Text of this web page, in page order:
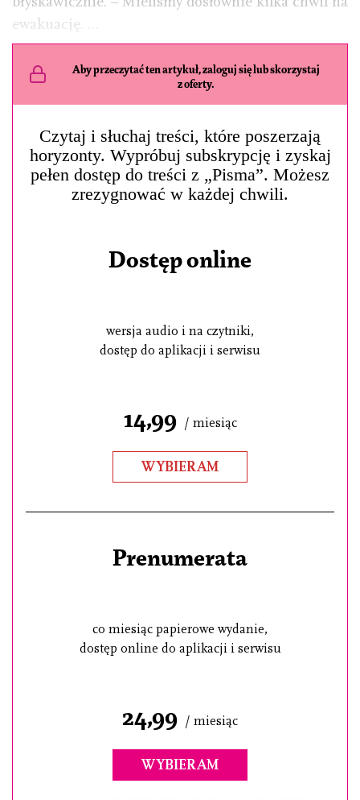
ewakuację. …
Aby przeczytać ten artykuł, zaloguj się lub skorzystaj
z oferty.
Czytaj i słuchaj treści, które poszerzają
horyzonty. Wypróbuj subskrypcję i zyskaj
pełen dostęp do treści z „Pisma”. Możesz
zrezygnować w każdej chwili.
Dostęp online
wersja audio i na czytniki,
dostęp do aplikacji i serwisu
14,99 / miesiąc
WYBIERAM
Prenumerata
co miesiąc papierowe wydanie,
dostęp online do aplikacji i serwisu
24,99 / miesiąc
WYBIERAM